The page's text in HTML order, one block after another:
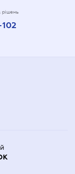
рішень